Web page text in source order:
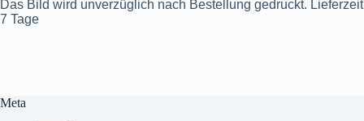
Das Bild wird unverzüglich nach Bestellung gedruckt. Lieferzeit
7 Tage
Meta